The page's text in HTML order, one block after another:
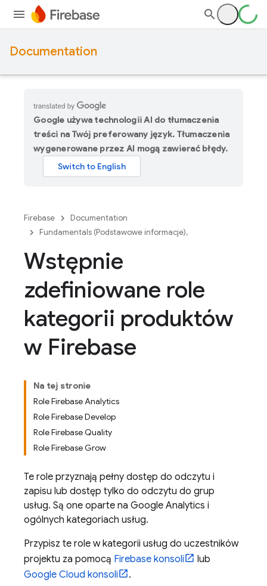
Documentation
Google używa technologii AI do tłumaczenia
treści na Twój preferowany język. Tłumaczenia
wygenerowane przez AI mogą zawierać błędy.
Firebase
Documentation
Fundamentals (Podstawowe informacje),
Wstępnie
zdefiniowane role
kategorii produktów
w Firebase
Na tej stronie
Role Firebase Analytics
Role Firebase Develop
Role Firebase Quality
Role Firebase Grow
Te role przyznają pełny dostęp do odczytu i
zapisu lub dostęp tylko do odczytu do grup
usług. Są one oparte na Google Analytics i
ogólnych kategoriach usług.
Przypisz te role w kategorii usług do uczestników
projektu za pomocą Firebase konsoli
lub
Google Cloud konsoli .